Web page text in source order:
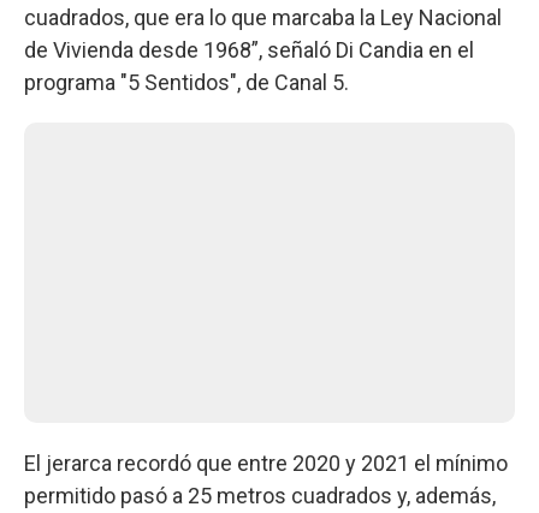
cuadrados, que era lo que marcaba la Ley Nacional
de Vivienda desde 1968”, señaló Di Candia en el
programa "5 Sentidos", de Canal 5.
El jerarca recordó que entre 2020 y 2021 el mínimo
permitido pasó a 25 metros cuadrados y, además,